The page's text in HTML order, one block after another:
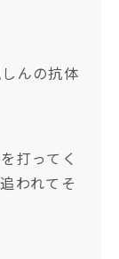
んの抗体
打ってく
われてそ